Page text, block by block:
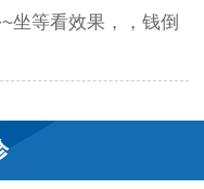
坐等看效果，，钱倒